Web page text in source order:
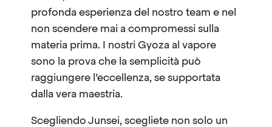
profonda esperienza del nostro team e nel
non scendere mai a compromessi sulla
materia prima. I nostri Gyoza al vapore
sono la prova che la semplicità può
raggiungere l’eccellenza, se supportata
dalla vera maestria.
Scegliendo Junsei, scegliete non solo un